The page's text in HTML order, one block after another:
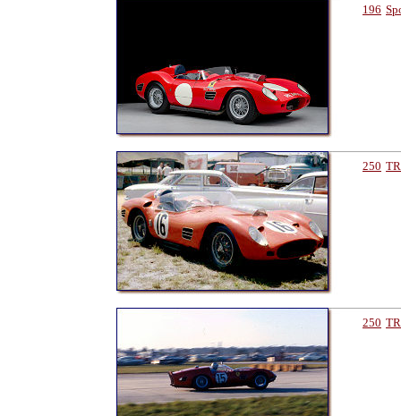
196
250
250